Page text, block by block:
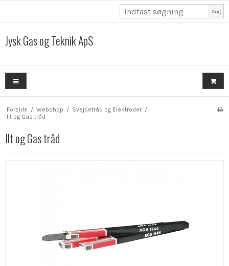
Søg
Jysk Gas og Teknik ApS
Forside / Webshop / Svejsetråd og Elektroder /
Ilt og Gas tråd
Ilt og Gas tråd